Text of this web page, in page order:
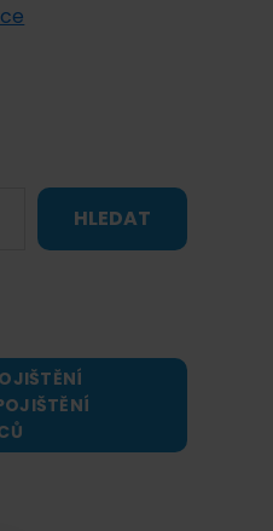
HLEDAT